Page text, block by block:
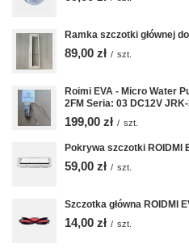
Ramka szczotki głównej
89,00 zł / szt.
Roimi EVA - Micro Water
2FM Seria: 03 DC12V
199,00 zł / szt.
Pokrywa szczotki ROIDMI
59,00 zł / szt.
Szczotka główna ROIDMI
14,00 zł / szt.